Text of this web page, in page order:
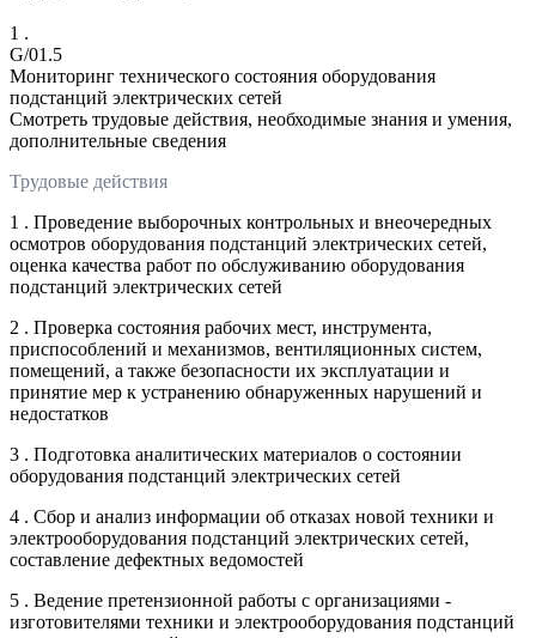
1 .
G/01.5
Мониторинг технического состояния оборудования
подстанций электрических сетей
Смотреть трудовые действия, необходимые знания и умения,
дополнительные сведения
Трудовые действия
1 . Проведение выборочных контрольных и внеочередных
осмотров оборудования подстанций электрических сетей,
оценка качества работ по обслуживанию оборудования
подстанций электрических сетей
2 . Проверка состояния рабочих мест, инструмента,
приспособлений и механизмов, вентиляционных систем,
помещений, а также безопасности их эксплуатации и
принятие мер к устранению обнаруженных нарушений и
недостатков
3 . Подготовка аналитических материалов о состоянии
оборудования подстанций электрических сетей
4 . Сбор и анализ информации об отказах новой техники и
электрооборудования подстанций электрических сетей,
составление дефектных ведомостей
5 . Ведение претензионной работы с организациями -
изготовителями техники и электрооборудования подстанций